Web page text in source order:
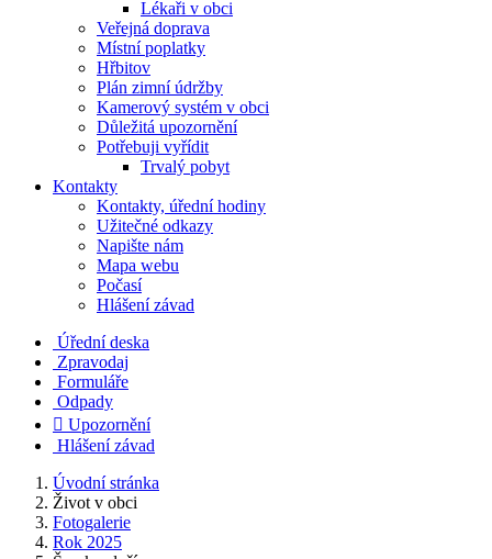
Lékaři v obci
Veřejná doprava
Místní poplatky
Hřbitov
Plán zimní údržby
Kamerový systém v obci
Důležitá upozornění
Potřebuji vyřídit
Trvalý pobyt
Kontakty
Kontakty, úřední hodiny
Užitečné odkazy
Napište nám
Mapa webu
Počasí
Hlášení závad
Úřední deska
Zpravodaj
Formuláře
Odpady
 Upozornění
Hlášení závad
Úvodní stránka
Život v obci
Fotogalerie
Rok 2025